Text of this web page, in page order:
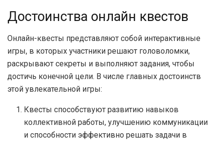
Достоинства онлайн квестов
Онлайн-квесты представляют собой интерактивные
игры, в которых участники решают головоломки,
раскрывают секреты и выполняют задания, чтобы
достичь конечной цели. В числе главных достоинств
этой увлекательной игры:
Квесты способствуют развитию навыков
коллективной работы, улучшению коммуникации
и способности эффективно решать задачи в